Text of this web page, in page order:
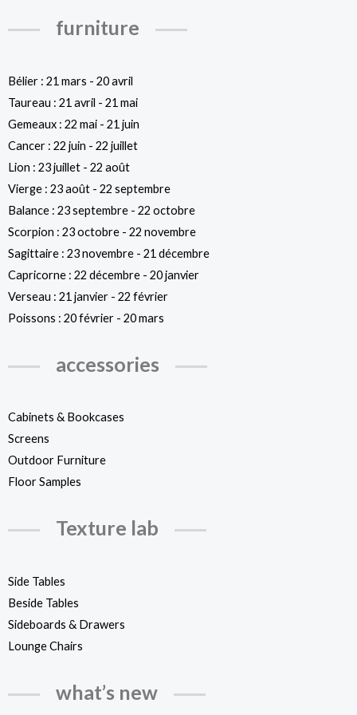
furniture
Bélier : 21 mars - 20 avril
Taureau : 21 avril - 21 mai
Gemeaux : 22 mai - 21 juin
Cancer : 22 juin - 22 juillet
Lion : 23 juillet - 22 août
Vierge : 23 août - 22 septembre
Balance : 23 septembre - 22 octobre
Scorpion : 23 octobre - 22 novembre
Sagittaire : 23 novembre - 21 décembre
Capricorne : 22 décembre - 20 janvier
Verseau : 21 janvier - 22 février
Poissons : 20 février - 20 mars
accessories
Cabinets & Bookcases
Screens
Outdoor Furniture
Floor Samples
Texture lab
Side Tables
Beside Tables
Sideboards & Drawers
Lounge Chairs
what’s new